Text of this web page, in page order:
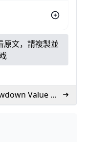
原文，請複製並
Value 摊
牌价值